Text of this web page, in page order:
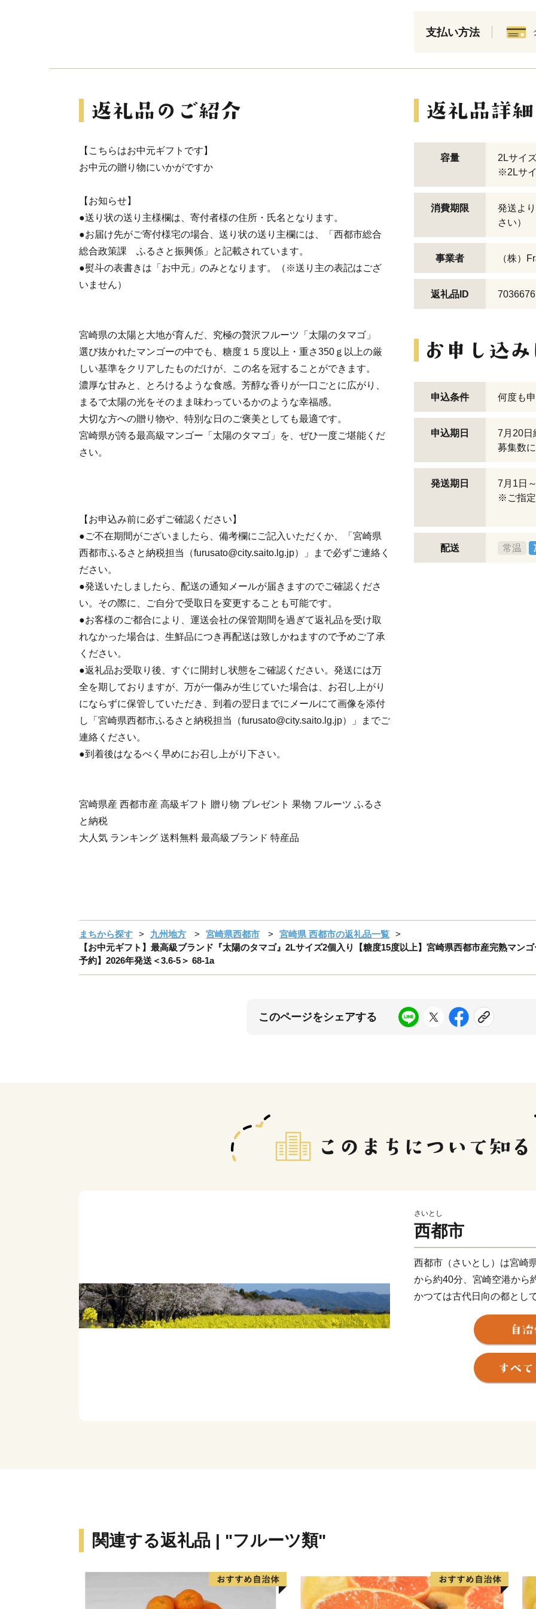
支払い方法
【こちらはお中元ギフトです】
お中元の贈り物にいかがですか
【お知らせ】
●送り状の送り主様欄は、寄付者様の住所・氏名となります。
●お届け先がご寄付様宅の場合、送り状の送り主欄には、「西都市総合
総合政策課 ふるさと振興係」と記載されています。
●熨斗の表書きは「お中元」のみとなります。（※送り主の表記はござ
いません）
宮崎県の太陽と大地が育んだ、究極の贅沢フルーツ「太陽のタマゴ」
選び抜かれたマンゴーの中でも、糖度１５度以上・重さ350ｇ以上の厳
しい基準をクリアしたものだけが、この名を冠することができます。
濃厚な甘みと、とろけるような食感。芳醇な香りが一口ごとに広がり、
まるで太陽の光をそのまま味わっているかのような幸福感。
大切な方への贈り物や、特別な日のご褒美としても最適です。
宮崎県が誇る最高級マンゴー「太陽のタマゴ」を、ぜひ一度ご堪能くだ
さい。
【お申込み前に必ずご確認ください】
●ご不在期間がございましたら、備考欄にご記入いただくか、「宮崎県
西都市ふるさと納税担当（furusato@city.saito.lg.jp）」まで必ずご連絡く
ださい。
●発送いたしましたら、配送の通知メールが届きますのでご確認くださ
い。その際に、ご自分で受取日を変更することも可能です。
●お客様のご都合により、運送会社の保管期間を過ぎて返礼品を受け取
れなかった場合は、生鮮品につき再配送は致しかねますので予めご了承
ください。
●返礼品お受取り後、すぐに開封し状態をご確認ください。発送には万
全を期しておりますが、万が一傷みが生じていた場合は、お召し上がり
にならずに保管していただき、到着の翌日までにメールにて画像を添付
し「宮崎県西都市ふるさと納税担当（furusato@city.saito.lg.jp）」までご
連絡ください。
●到着後はなるべく早めにお召し上がり下さい。
宮崎県産 西都市産 高級ギフト 贈り物 プレゼント 果物 フルーツ ふるさ
と納税
大人気 ランキング 送料無料 最高級ブランド 特産品
容量
2Lサイ
※2Lサ
消費期限
発送よ
さい）
事業者 （株）
返礼品ID 7036676
申込条件 何度も
申込期日
7月20日
募集数
発送期日
7月1日
※ご指
配送 常温
まちから探す 九州地方 宮崎県西都市
宮崎県 西都市の返礼品一覧
【お中元ギフト】最高級ブランド『太陽のタマゴ』2Lサイズ2個入り【糖度15度以上】宮崎県西都市産完熟マン
予約】2026年発送＜3.6-5＞ 68-1a
このページをシェアする
さいとし
西都市
西都市（さいとし）は宮崎
から約40分、宮崎空港から
かつては古代日向の都とし
する伝承地が市内に数多く
が集まる国の特別史跡「西
欧少年使節の正使としてロ
した国の史跡「都於郡（と
あふれるまちです。
西都原台地には、春は桜
FAX 0983-43-3654
mail
関連する返礼品 | "フルーツ類"